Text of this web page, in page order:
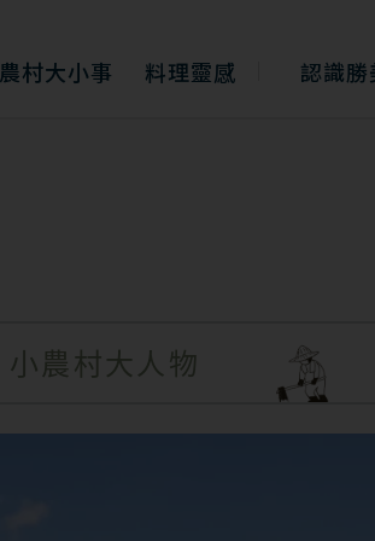
農村大小事 料理靈感 認識勝
小農村大人物